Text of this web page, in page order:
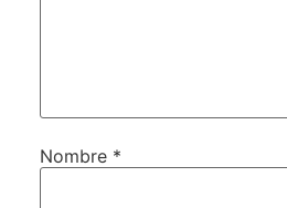
Nombre *